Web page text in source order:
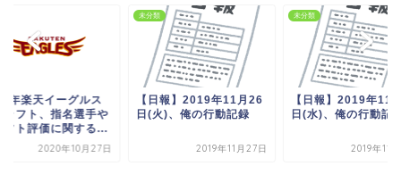
年楽天イーグルス
ラフト、指名選手や
フト評価に関する...
2020年10月27日
未分類
【日報】2019年11月26
日(火)、俺の行動記録
2019年11月27日
未分類
【日報】2019年11
日(水)、俺の行動記
2019年11